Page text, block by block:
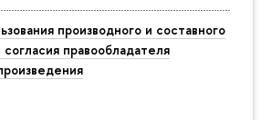
производного и составного
правообладателя